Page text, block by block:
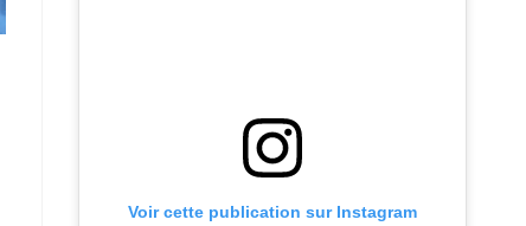
Voir cette publication sur Instagram